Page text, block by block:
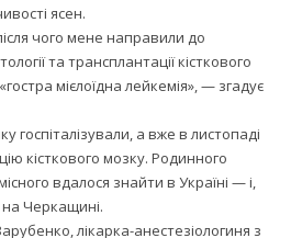
ясен.
чого мене направили до
та трансплантації кісткового
мієлоїдна лейкемія», — згадує
госпіталізували, а вже в листопаді
кісткового мозку. Родинного
вдалося знайти в Україні — і,
Черкащині.
лікарка-анестезіологиня з